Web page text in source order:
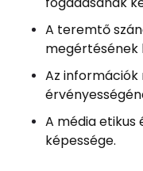
A teremtő
megértésének
Az
A média
képessége.